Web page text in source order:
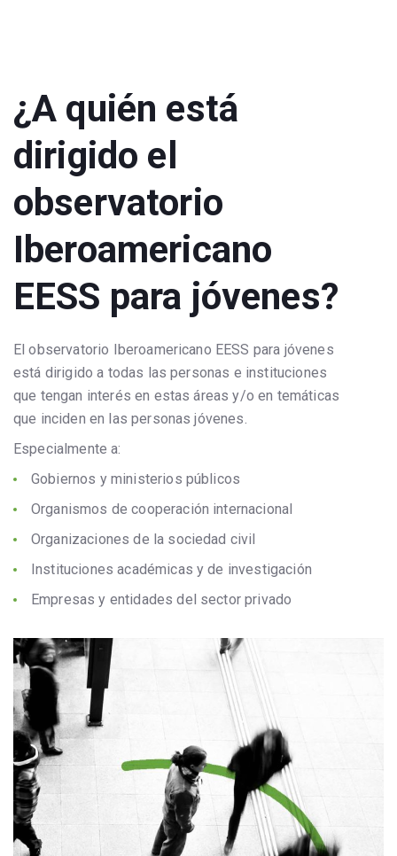
¿A quién está
dirigido el
observatorio
Iberoamericano
EESS para jóvenes?
El observatorio Iberoamericano EESS para jóvenes
está dirigido a todas las personas e instituciones
que tengan interés en estas áreas y/o en temáticas
que inciden en las personas jóvenes.
Especialmente a:
Gobiernos y ministerios públicos
Organismos de cooperación internacional
Organizaciones de la sociedad civil
Instituciones académicas y de investigación
Empresas y entidades del sector privado